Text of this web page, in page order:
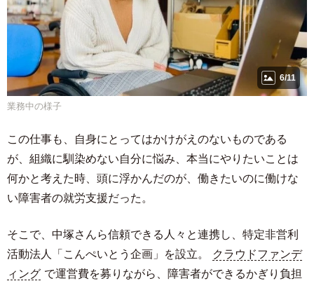
6/11
業務中の様子
この仕事も、自身にとってはかけがえのないものである
が、組織に馴染めない自分に悩み、本当にやりたいことは
何かと考えた時、頭に浮かんだのが、働きたいのに働けな
い障害者の就労支援だった。
そこで、中塚さんら信頼できる人々と連携し、特定非営利
活動法人「こんぺいとう企画」を設立。
クラウドファンデ
ィング で運営費を募りながら、障害者ができるかぎり負担